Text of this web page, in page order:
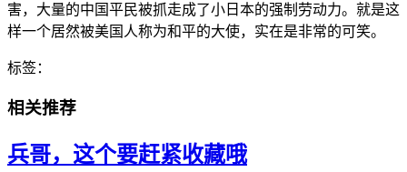
害，大量的中国平民被抓走成了小日本的强制劳动力。就是这
样一个居然被美国人称为和平的大使，实在是非常的可笑。
标签：
相关推荐
​兵哥，这个要赶紧收藏哦